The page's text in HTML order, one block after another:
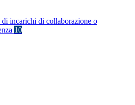
incarichi di collaborazione o
10